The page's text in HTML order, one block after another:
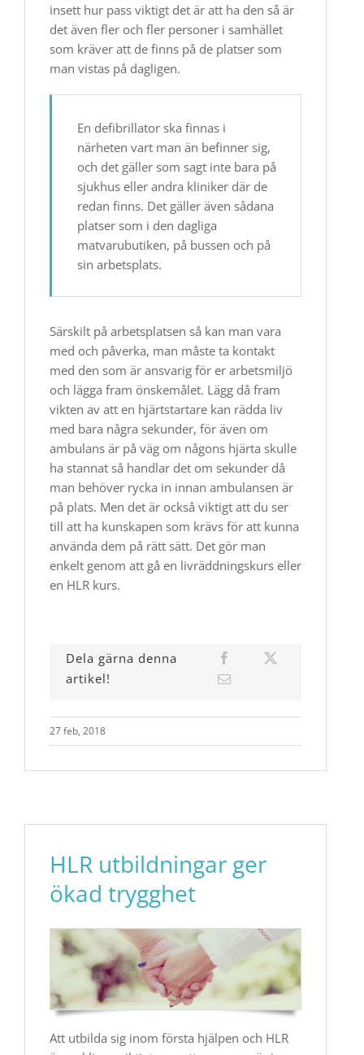
insett hur pass viktigt det är att ha den så är
det även fler och fler personer i samhället
som kräver att de finns på de platser som
man vistas på dagligen.
En defibrillator ska finnas i
närheten vart man än befinner sig,
och det gäller som sagt inte bara på
sjukhus eller andra kliniker där de
redan finns. Det gäller även sådana
platser som i den dagliga
matvarubutiken, på bussen och på
sin arbetsplats.
Särskilt på arbetsplatsen så kan man vara
med och påverka, man måste ta kontakt
med den som är ansvarig för er arbetsmiljö
och lägga fram önskemålet. Lägg då fram
vikten av att en hjärtstartare kan rädda liv
med bara några sekunder, för även om
ambulans är på väg om någons hjärta skulle
ha stannat så handlar det om sekunder då
man behöver rycka in innan ambulansen är
på plats. Men det är också viktigt att du ser
till att ha kunskapen som krävs för att kunna
använda dem på rätt sätt. Det gör man
enkelt genom att gå en livräddningskurs eller
en HLR kurs.
Dela gärna denna
artikel!
27 feb, 2018
HLR utbildningar ger
ökad trygghet
Att utbilda sig inom första hjälpen och HLR